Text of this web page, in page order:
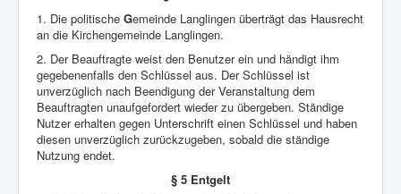
1. Die politische Gemeinde Langlingen überträgt das Hausrecht
an die Kirchengemeinde Langlingen.
2. Der Beauftragte weist den Benutzer ein und händigt ihm
gegebenenfalls den Schlüssel aus. Der Schlüssel ist
unverzüglich nach Beendigung der Veranstaltung dem
Beauftragten unaufgefordert wieder zu übergeben. Ständige
Nutzer erhalten gegen Unterschrift einen Schlüssel und haben
diesen unverzüglich zurückzugeben, sobald die ständige
Nutzung endet.
§ 5 Entgelt